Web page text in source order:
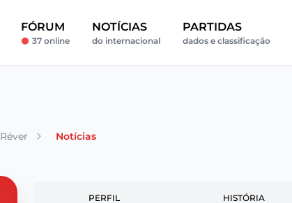
FÓRUM
37 online
NOTÍCIAS
do internacional
PARTIDAS
dados e classificação
Réver Notícias
PERFIL HISTÓRIA